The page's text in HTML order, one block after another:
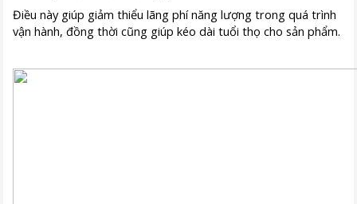
Điều này giúp giảm thiểu lãng phí năng lượng trong quá trình
vận hành, đồng thời cũng giúp kéo dài tuổi thọ cho sản phẩm.